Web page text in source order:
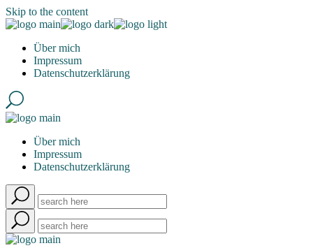
Skip to the content
Über mich
Impressum
Datenschutzerklärung
Über mich
Impressum
Datenschutzerklärung